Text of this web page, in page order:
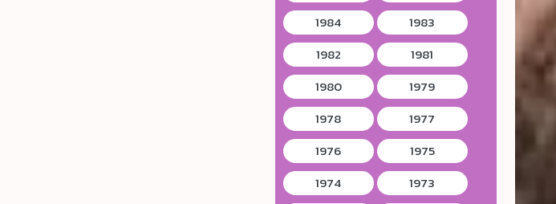
1984
1983
1982
1981
1980
1979
1978
1977
1976
1975
1974
1973